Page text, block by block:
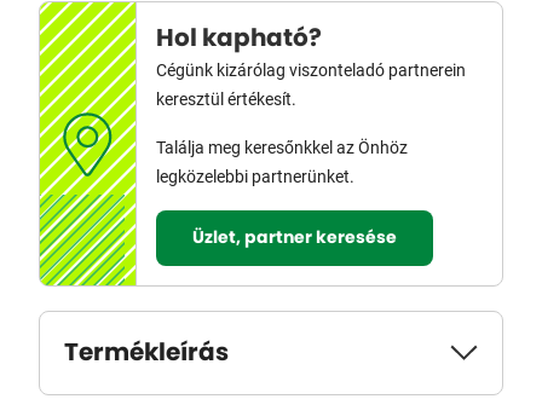
Hol kapható?
Cégünk kizárólag viszonteladó partnerein
keresztül értékesít.
Találja meg keresőnkkel az Önhöz
legközelebbi partnerünket.
Üzlet, partner keresése
Termékleírás